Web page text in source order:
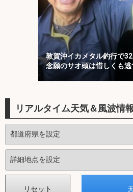
敦賀沖イカメタル釣行で32
念願のサオ頭は惜しくも逃
リアルタイム天気＆風波情